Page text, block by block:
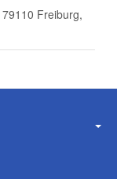
Freiburg,